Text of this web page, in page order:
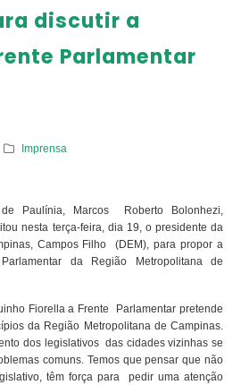
discutir a
Parlamentar
Imprensa
Paulínia, Marcos Roberto Bolonhezi,
nesta terça-feira, dia 19, o presidente da
Campos Filho (DEM), para propor a
da Região Metropolitana de
Fiorella a Frente Parlamentar pretende
da Região Metropolitana de Campinas.
dos legislativos das cidades vizinhas se
comuns. Temos que pensar que não
têm força para pedir uma atenção